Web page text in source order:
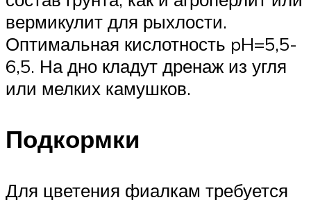
вермикулит для рыхлости.
Оптимальная кислотность pH=5,5-
6,5. На дно кладут дренаж из угля
или мелких камушков.
Подкормки
Для цветения фиалкам требуется